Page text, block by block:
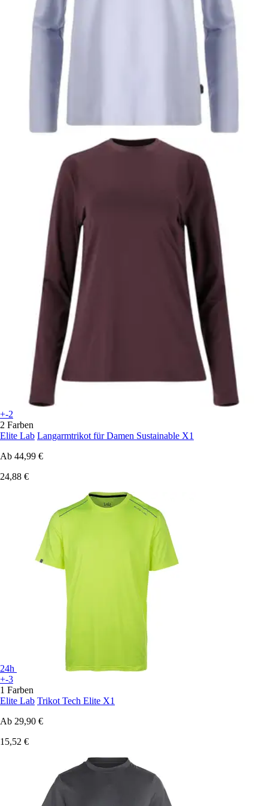
+-2
2 Farben
Elite Lab Langarmtrikot für Damen Sustainable X1
Ab 44,99 €
24,88 €
24h
+-3
1 Farben
Elite Lab Trikot Tech Elite X1
Ab 29,90 €
15,52 €